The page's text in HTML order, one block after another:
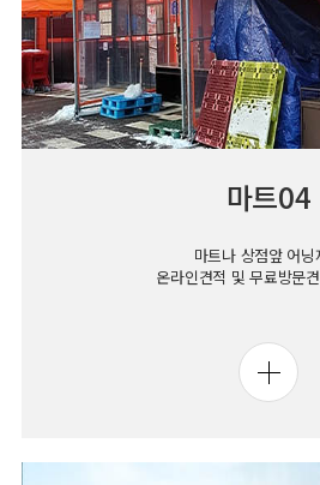
마트04
마트나 상점앞 어닝
온라인견적 및 무료방문